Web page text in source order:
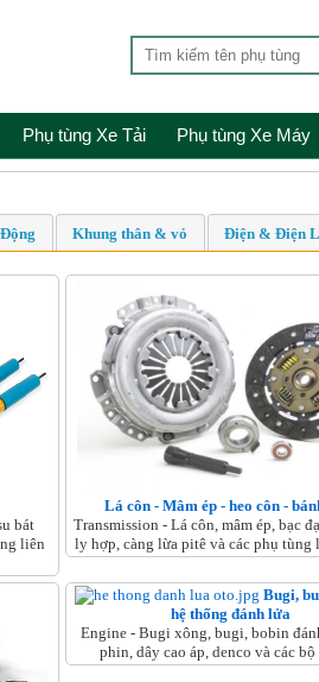
Phụ tùng Xe Tải Phụ tùng Xe Máy
Khung thân & vỏ Điện & Điện
bát
liên
Lá côn - Mâm ép - heo côn -
Transmission - Lá côn, mâm ép, bạc
ly hợp, càng lừa pitê và các phụ tùng
Bugi,
hệ thống đánh lửa
Engine - Bugi xông, bugi, bobin
phin, dây cao áp, denco và các bộ